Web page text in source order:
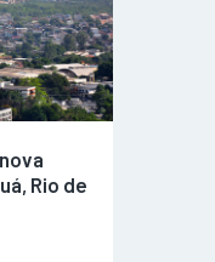
Rio de